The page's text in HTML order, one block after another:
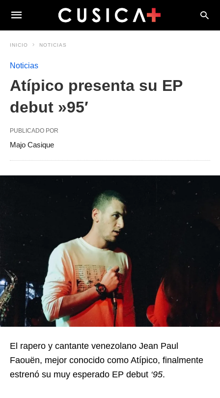
INICIO NOTICIAS
Noticias
Atípico presenta su EP
debut »95′
PUBLICADO POR
Majo Casique
El rapero y cantante venezolano Jean Paul
Faouën, mejor conocido como Atípico, finalmente
estrenó su muy esperado EP debut ‘95.